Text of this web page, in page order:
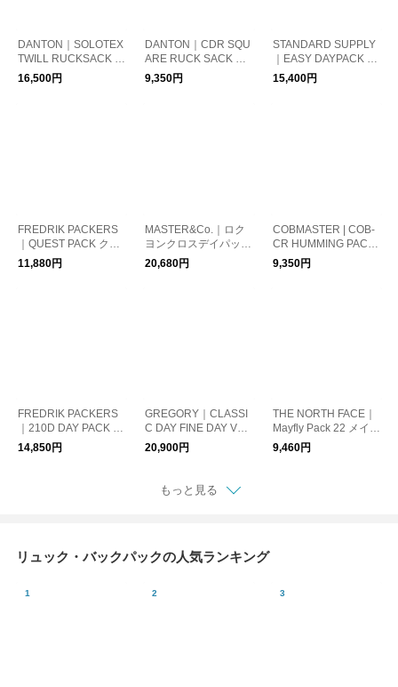
DANTON｜SOLOTEX
TWILL RUCKSACK RI
VOLI 15 ソロテックス
ツイルリュックサック
16,500円
DANTON｜CDR SQU
ARE RUCK SACK コ
ーデュラスクエアリュ
ックサック キーホル
9,350円
STANDARD SUPPLY
｜EASY DAYPACK イ
ージーデイパックリュ
ック バッグ ユニセッ
15,400円
FREDRIK PACKERS
｜QUEST PACK クエ
ストパック リュック
サック バックパック
11,880円
MASTER&Co.｜ロク
ヨンクロスデイパック
+カラビナ リュック 6
0/40CLOTH DAYPAC
20,680円
COBMASTER | COB-
CR HUMMING PACK
コーデュラハミングパ
ック リュックサック
9,350円
FREDRIK PACKERS
｜210D DAY PACK TI
PI/210D ナイロンオッ
クス デイパック TIPI 2
14,850円
GREGORY｜CLASSI
C DAY FINE DAY V2
(ファインデイ V2) バ
ックパック リュック
041]
20,900円
THE NORTH FACE｜
Mayfly Pack 22 メイフ
ライパック22 リュッ
ク レディース メンズ
9,460円
もっと見る
リュック・バックパックの人気ランキング